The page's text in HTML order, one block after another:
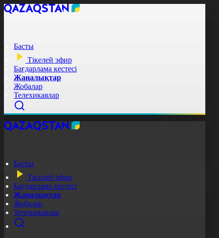
Басты
Тікелей эфир
Бағдарлама кестесі
Жаңалықтар
Жобалар
Телехикаялар
Басты
Тікелей эфир
Бағдарлама кестесі
Жаңалықтар
Жобалар
Телехикаялар